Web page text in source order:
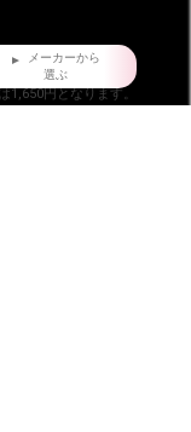
円となります。
メーカーから
選ぶ